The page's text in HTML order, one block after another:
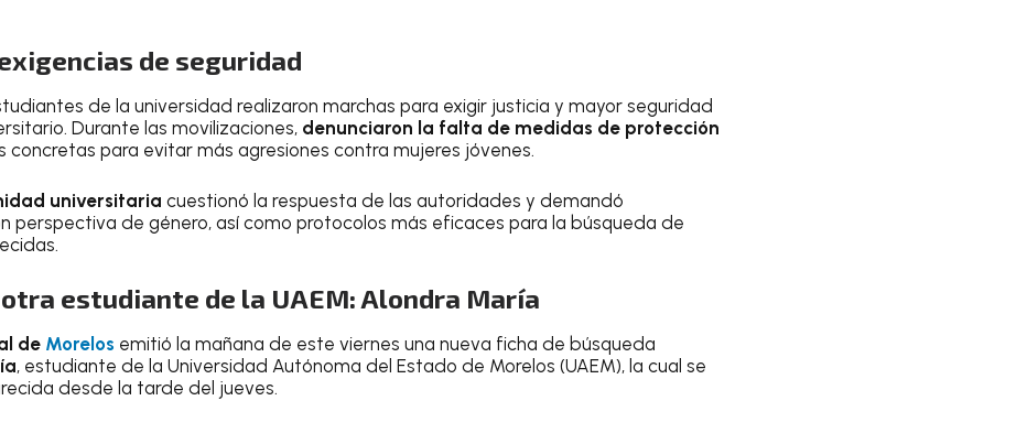
de seguridad
de la universidad realizaron marchas para exigir justicia y mayor seguridad
Durante las movilizaciones, denunciaron la falta de medidas de protección
concretas para evitar más agresiones contra mujeres jóvenes.
universitaria cuestionó la respuesta de las autoridades y demandó
perspectiva de género, así como protocolos más eficaces para la búsqueda de
estudiante de la UAEM: Alondra María
de Morelos emitió la mañana de este viernes una nueva ficha de búsqueda
, estudiante de la Universidad Autónoma del Estado de Morelos (UAEM), la cual se
desde la tarde del jueves.